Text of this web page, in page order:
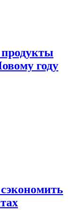
продукты
году